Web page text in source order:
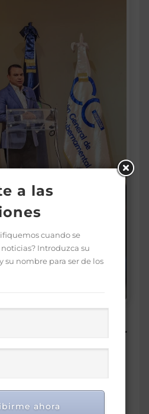
150
con mayor
los próximos
a las
cuando se
Introduzca su
su nombre para ser de los
ahora